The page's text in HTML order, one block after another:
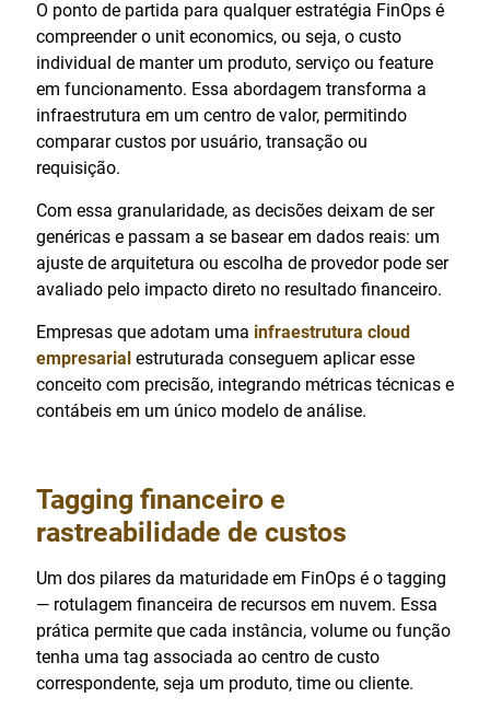
O ponto de partida para qualquer estratégia FinOps é
compreender o unit economics, ou seja, o custo
individual de manter um produto, serviço ou feature
em funcionamento. Essa abordagem transforma a
infraestrutura em um centro de valor, permitindo
comparar custos por usuário, transação ou
requisição.
Com essa granularidade, as decisões deixam de ser
genéricas e passam a se basear em dados reais: um
ajuste de arquitetura ou escolha de provedor pode ser
avaliado pelo impacto direto no resultado financeiro.
Empresas que adotam uma infraestrutura cloud
empresarial estruturada conseguem aplicar esse
conceito com precisão, integrando métricas técnicas e
contábeis em um único modelo de análise.
Tagging financeiro e
rastreabilidade de custos
Um dos pilares da maturidade em FinOps é o tagging
— rotulagem financeira de recursos em nuvem. Essa
prática permite que cada instância, volume ou função
tenha uma tag associada ao centro de custo
correspondente, seja um produto, time ou cliente.